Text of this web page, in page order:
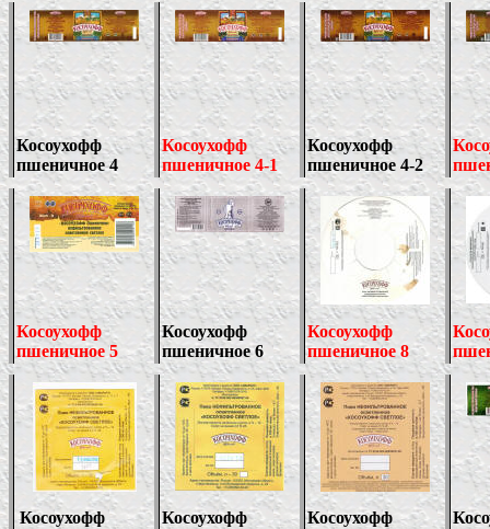
Косоухофф
пшеничное 4
Косоухофф
пшеничное 4-1
Косоухофф
пшеничное 4-2
Косоухофф
пшеничное 5
Косоухофф
пшеничное6
Косоухофф
пшеничное 8
Косоухофф
Косоухофф
Косоухофф